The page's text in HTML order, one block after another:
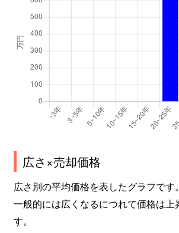
広さ×売却価格
広さ別の平均価格を表したグラフです。
一般的には広くなるにつれて価格は上
す。